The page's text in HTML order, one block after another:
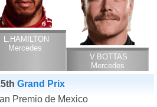
L.HAMILTON
Mercedes
V.BOTTAS
Mercedes
Grand Prix
Premio de Mexico